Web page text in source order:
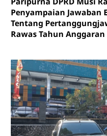
Penyampaian Jawaban
Tentang
Rawas Tahun Anggaran